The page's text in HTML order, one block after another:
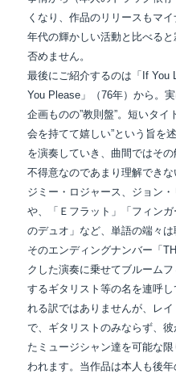
くなり、作品のリリースもマ
年代の輝かしい活動と比べる
否めません。
最後にご紹介するのは「If You
You Please」（76年）から。
企画ものの”教則盤”。短いタ
会を持てて嬉しい”という旨を
を演奏していき、曲間ではそ
不得意なのであまり理解でき
ジミー・ロジャース、ジョン
や、「Ｅフラット」「フィン
のデュオ」など、単語の端々は
そのエンディングナンバー「
クした演奏に乗せてブルーム
するギタリスト等の名を連呼
れる訳ではありませんが、レ
で、ギタリストのみならず、
たミュージシャン達を可能な
われます。当作品は本人も後